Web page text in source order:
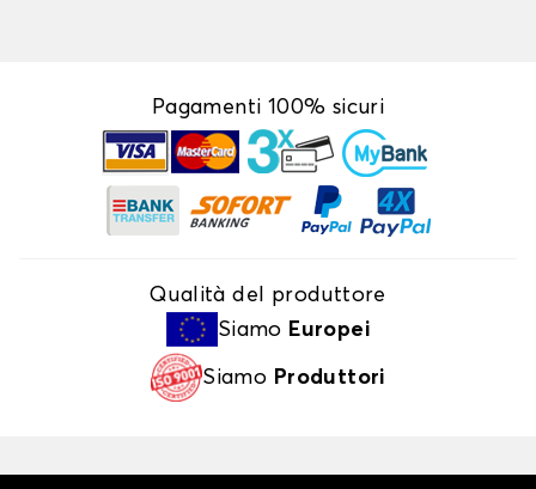
Pagamenti 100% sicuri
Qualità del produttore
Siamo Europei
Siamo Produttori